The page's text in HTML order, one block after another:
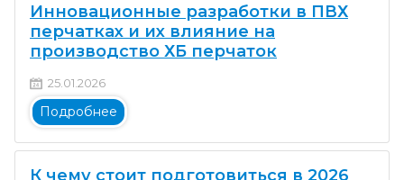
Инновационные разработки в ПВХ
перчатках и их влияние на
производство ХБ перчаток
25.01.2026
Подробнее
К чему стоит подготовиться в 2026